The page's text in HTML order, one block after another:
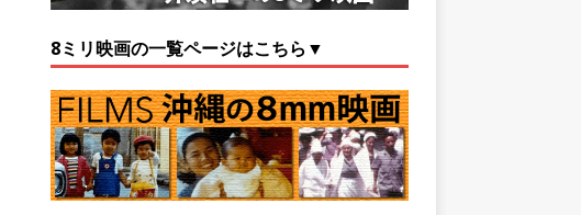
8ミリ映画の一覧ページはこちら▼